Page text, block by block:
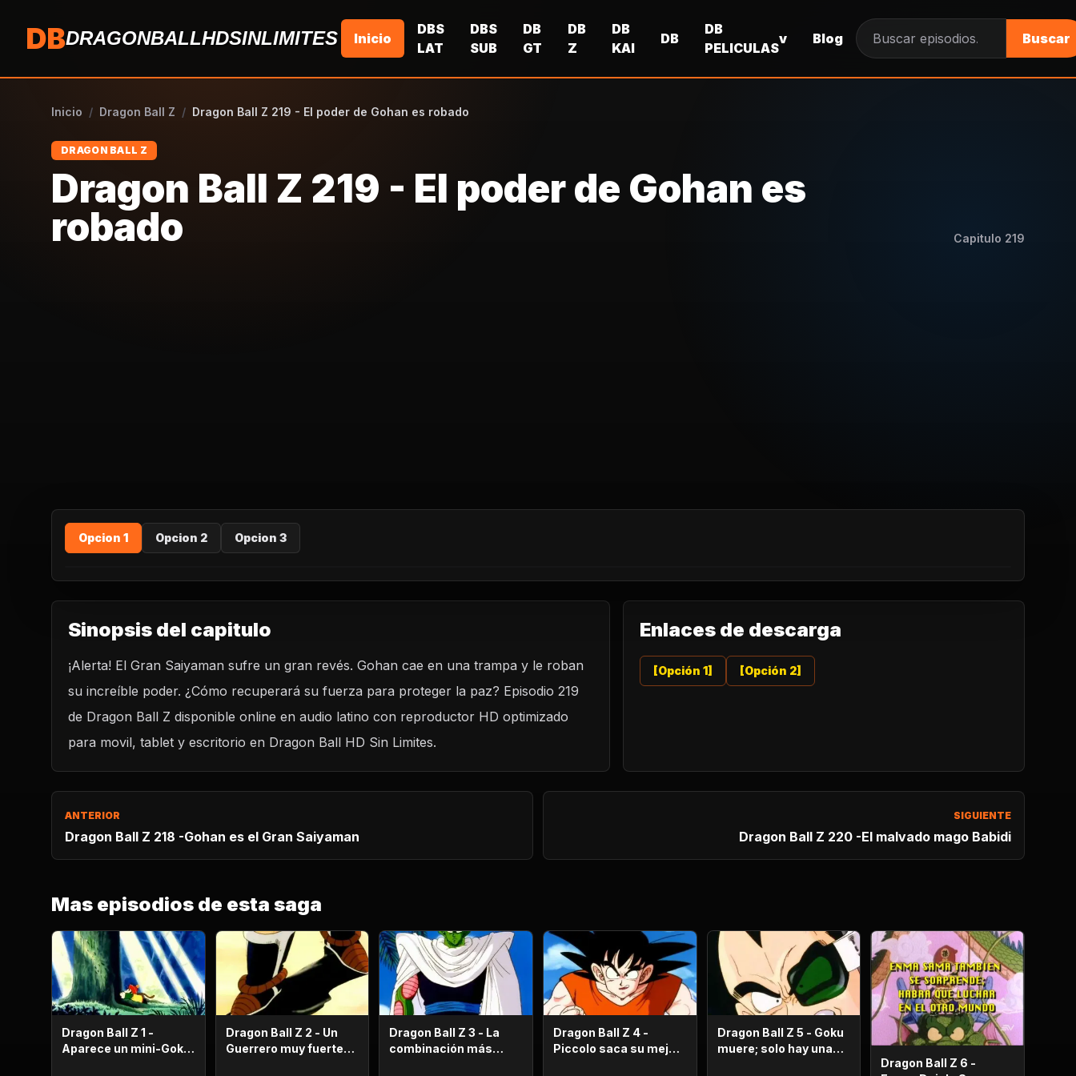
DBDRAGONBALLHDSINLIMITES Inicio
DBS
LAT
DBS
SUB
DB
GT
DB
Z
DB
KAI
DB
DB
PELICULAS
v Blog
Buscar episodios
Buscar
Inicio / Dragon Ball Z / Dragon Ball Z 219 - El poder de Gohan es robado
DRAGON BALL Z
Dragon Ball Z 219 - El poder de Gohan es
robado
Capitulo 219
Opcion 1 Opcion 2 Opcion 3
REPRODUCIR CAPITULO
Dragon Ball Z 219 - El poder de Gohan es robado
CARGAR REPRODUCTOR
Sinopsis del capitulo
¡Alerta! El Gran Saiyaman sufre un gran revés. Gohan cae en una trampa y le roban
su increíble poder. ¿Cómo recuperará su fuerza para proteger la paz? Episodio 219
de Dragon Ball Z disponible online en audio latino con reproductor HD optimizado
para movil, tablet y escritorio en Dragon Ball HD Sin Limites.
Enlaces de descarga
[Opción 1] [Opción 2]
ANTERIOR
Dragon Ball Z 218 -Gohan es el Gran Saiyaman
SIGUIENTE
Dragon Ball Z 220 -El malvado mago Babidi
Mas episodios de esta saga
Dragon Ball Z 1 -
Aparece un mini-Goku,
Dragon Ball Z 2 - Un
Guerrero muy fuerte
Dragon Ball Z 3 - La
combinación más
Dragon Ball Z 4 -
Piccolo saca su mejor
Dragon Ball Z 5 - Goku
muere; solo hay una
Dragon Ball Z 6 -